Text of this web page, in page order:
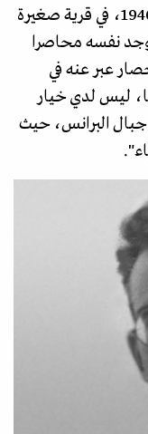
العشرين، حين وضع حدا لحياته عام 1940، في قرية صغيرة
وجد نفسه محاصرا
عبر عنه في
ليس لدي خيار
البرانس، حيث